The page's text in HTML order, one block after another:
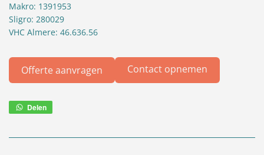
Makro: 1391953
Sligro: 280029
VHC Almere: 46.636.56
Offerte aanvragen Contact opnemen
Delen